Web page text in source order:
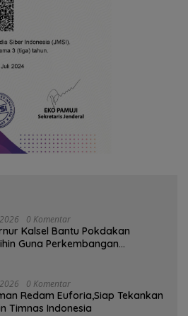
0 Komentar
Kalsel Bantu Pokdakan
Guna Perkembangan
0 Komentar
Redam Euforia,Siap Tekankan
Timnas Indonesia